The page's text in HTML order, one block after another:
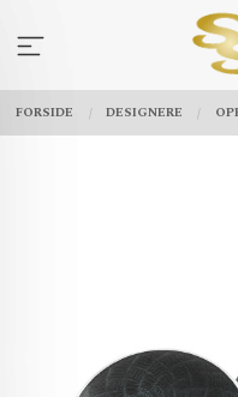
innholdet
FORSIDE DESIGNERE